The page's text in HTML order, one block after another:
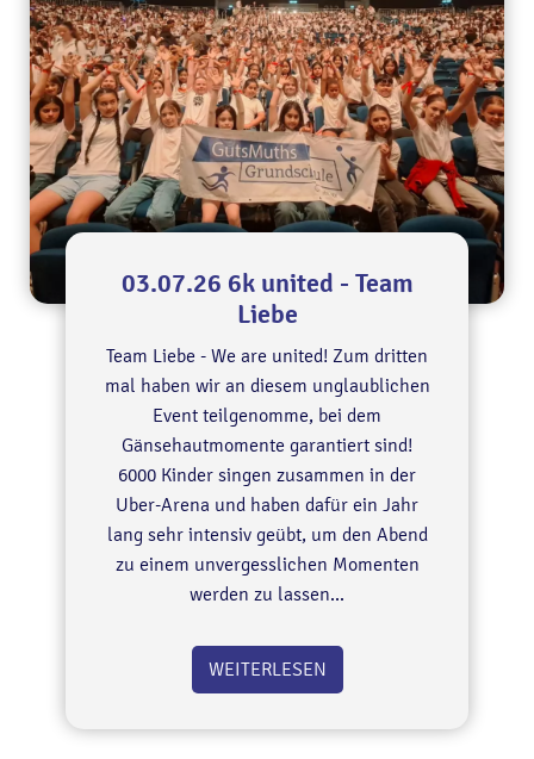
03.07.26 6k united - Team
Liebe
Team Liebe - We are united! Zum dritten
mal haben wir an diesem unglaublichen
Event teilgenomme, bei dem
Gänsehautmomente garantiert sind!
6000 Kinder singen zusammen in der
Uber-Arena und haben dafür ein Jahr
lang sehr intensiv geübt, um den Abend
zu einem unvergesslichen Momenten
werden zu lassen...
WEITERLESEN